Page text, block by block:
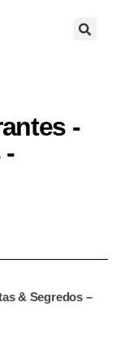
-
-
& Segredos –